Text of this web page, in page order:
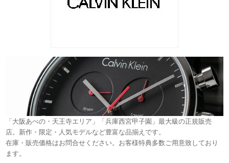
「大阪あべの・天王寺エリア」「兵庫西宮甲子園」最大級の正規販売
店。新作・限定・人気モデルなど豊富な品揃えです。
在庫・販売価格はお問合せください。お客様特典多数ご用意致しており
ます。